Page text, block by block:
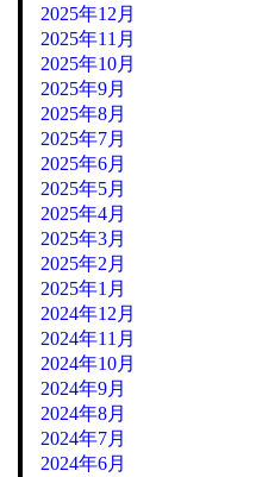
2025年12月
2025年11月
2025年10月
2025年9月
2025年8月
2025年7月
2025年6月
2025年5月
2025年4月
2025年3月
2025年2月
2025年1月
2024年12月
2024年11月
2024年10月
2024年9月
2024年8月
2024年7月
2024年6月